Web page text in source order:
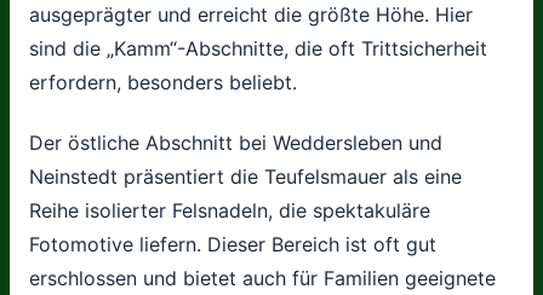
ausgeprägter und erreicht die größte Höhe. Hier
sind die „Kamm“-Abschnitte, die oft Trittsicherheit
erfordern, besonders beliebt.
Der östliche Abschnitt bei Weddersleben und
Neinstedt präsentiert die Teufelsmauer als eine
Reihe isolierter Felsnadeln, die spektakuläre
Fotomotive liefern. Dieser Bereich ist oft gut
erschlossen und bietet auch für Familien geeignete